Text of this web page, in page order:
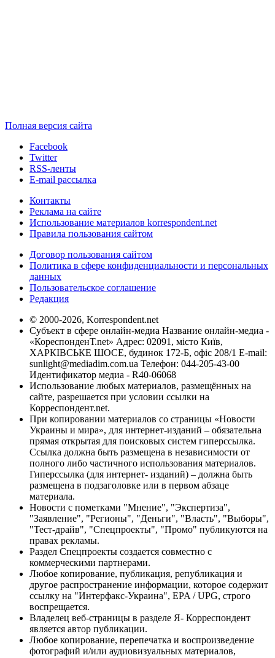
Полная версия сайта
Facebook
Twitter
RSS-ленты
E-mail рассылка
Контакты
Реклама на сайте
Использование материалов korrespondent.net
Правила пользования сайтом
Договор пользования сайтом
Политика в сфере конфиденциальности и персональных
данных
Пользовательское соглашение
Редакция
© 2000-2026, Korrespondent.net
Субъект в сфере онлайн-медиа Название онлайн-медиа -
«КореспонденТ.net» Адрес: 02091, місто Київ,
ХАРКІВСЬКЕ ШОСЕ, будинок 172-Б, офіс 208/1 E-mail:
sunlight@mediadim.com.ua Телефон: 044-205-43-00
Идентификатор медиа - R40-06068
Использование любых материалов, размещённых на
сайте, разрешается при условии ссылки на
Корреспондент.net.
При копировании материалов со страницы «Новости
Украины и мира», для интернет-изданий – обязательна
прямая открытая для поисковых систем гиперссылка.
Ссылка должна быть размещена в независимости от
полного либо частичного использования материалов.
Гиперссылка (для интернет- изданий) – должна быть
размещена в подзаголовке или в первом абзаце
материала.
Новости с пометками "Мнение", "Экспертиза",
"Заявление", "Регионы", "Деньги", "Власть", "Выборы",
"Тест-драйв", "Спецпроекты", "Промо" публикуются на
правах рекламы.
Раздел Спецпроекты создается совместно с
коммерческими партнерами.
Любое копирование, публикация, републикация и
другое распространение информации, которое содержит
ссылку на "Интерфакс-Украина", EPA / UPG, строго
воспрещается.
Владелец веб-страницы в разделе Я- Корреспондент
является автор публикации.
Любое копирование, перепечатка и воспроизведение
фотографий и/или аудиовизуальных материалов,